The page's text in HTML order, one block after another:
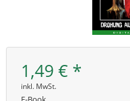
1,49 € *
inkl. MwSt.